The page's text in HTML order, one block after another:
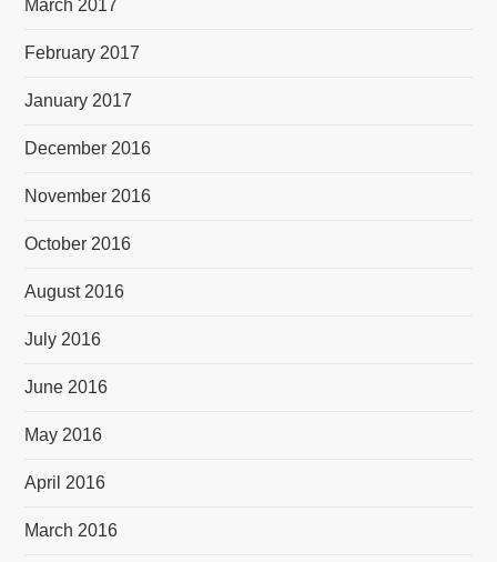
March 2017
February 2017
January 2017
December 2016
November 2016
October 2016
August 2016
July 2016
June 2016
May 2016
April 2016
March 2016